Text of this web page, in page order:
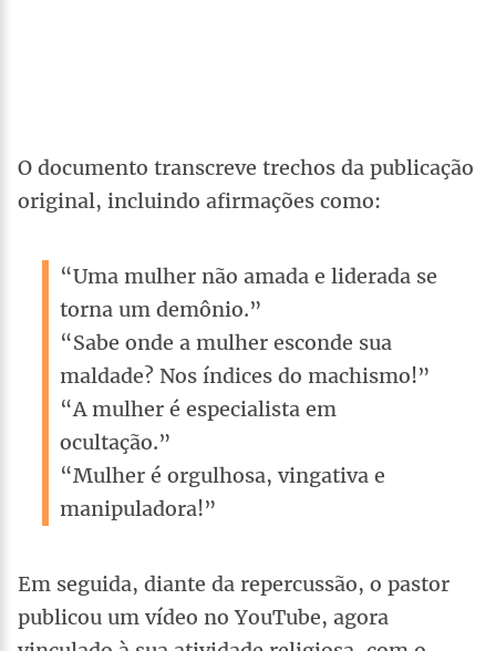
O documento transcreve trechos da publicação
original, incluindo afirmações como:
“Uma mulher não amada e liderada se
torna um demônio.”
“Sabe onde a mulher esconde sua
maldade? Nos índices do machismo!”
“A mulher é especialista em
ocultação.”
“Mulher é orgulhosa, vingativa e
manipuladora!”
Em seguida, diante da repercussão, o pastor
publicou um vídeo no YouTube, agora